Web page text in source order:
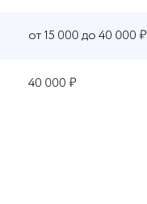
от 15 000 до 40 000 ₽
40 000 ₽